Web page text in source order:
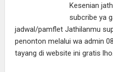
Kesenian
subcribe ya
jadwal/pamflet Jathilanmu
penonton melalui wa admin
tayang di website ini gratis